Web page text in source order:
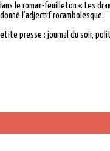
le roman-feuilleton « Les
l’adjectif rocambolesque.
presse : journal du soir,